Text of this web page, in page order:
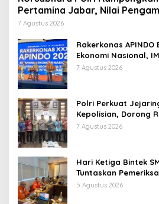
Pertamina Jabar, Nilai
Persen
7 Agustus 2026
Rakerkonas
Ekonomi Nasional,
Pentingnya
7 Agustus 2026
Polri Perkuat
Kepolisian, Dorong
Kebijakan dan Inovasi
7 Agustus 2026
Hari Ketiga Bintek
Tuntaskan
Pertamina Patra
5 Agustus 2026